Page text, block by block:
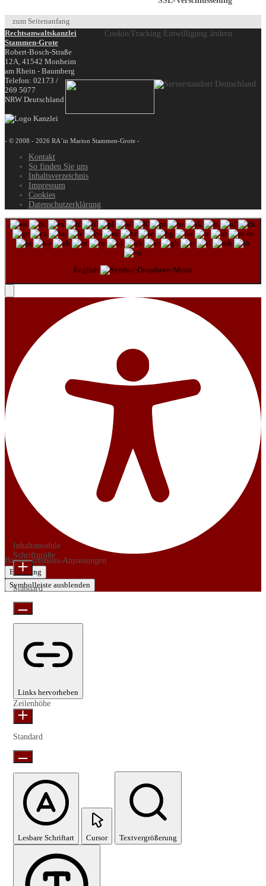
Cookie/Tracking Einwilligung ändern
zum Seitenanfang
Rechtsanwaltskanzlei
Stammen-Grote
Robert-Bosch-Straße
12A, 41542 Monheim
am Rhein - Baumberg
Telefon: 02173 /
269 5077
NRW Deutschland
- © 2008 - 2026 RA´in Marion Stammen-Grote -
Kontakt
So finden Sie uns
Inhaltsverzeichnis
Impressum
Cookies
Datenschutzerklärung
English
Barrierefreiheits-Anpassungen
Erklärung
Symbolleiste ausblenden
Inhaltsmodule
Schriftgröße
Standard
Links hervorheben
Zeilenhöhe
Standard
Lesbare Schriftart Cursor Textvergrößerung